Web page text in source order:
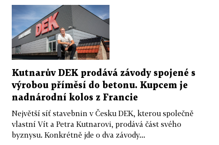
Kutnarův DEK prodává závody spojené s
výrobou příměsí do betonu. Kupcem je
nadnárodní kolos z Francie
Největší síť stavebnin v Česku DEK, kterou společně
vlastní Vít a Petra Kutnarovi, prodává část svého
byznysu. Konkrétně jde o dva závody...